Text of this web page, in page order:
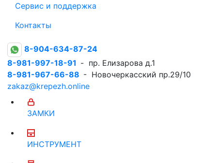
Сервис и поддержка
Контакты
8-904-634-87-24
8-981-997-18-91 - пр. Елизарова д.1
8-981-967-66-88 - Новочеркасский пр.29/10
zakaz@krepezh.online
ЗАМКИ
ИНСТРУМЕНТ